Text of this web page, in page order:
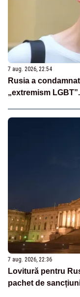
7 aug. 2026, 22:54
Rusia a
„extremism
7 aug. 2026, 22:36
Lovitură pentru
pachet de